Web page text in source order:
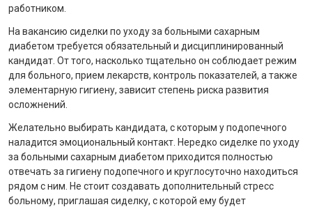
работником.
На вакансию сиделки по уходу за больными сахарным
диабетом требуется обязательный и дисциплинированный
кандидат. От того, насколько тщательно он соблюдает режим
для больного, прием лекарств, контроль показателей, а также
элементарную гигиену, зависит степень риска развития
осложнений.
Желательно выбирать кандидата, с которым у подопечного
наладится эмоциональный контакт. Нередко сиделке по уходу
за больными сахарным диабетом приходится полностью
отвечать за гигиену подопечного и круглосуточно находиться
рядом с ним. Не стоит создавать дополнительный стресс
больному, приглашая сиделку, с которой ему будет